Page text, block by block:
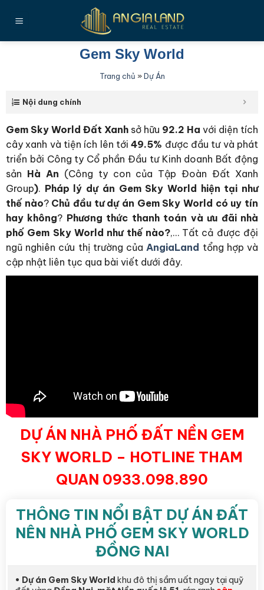
qua
Gem Sky World
Trang chủ »Dự Án
Nội dung chính
Gem Sky World Đất Xanh sở hữu 92.2 Ha với diện tích
cây xanh và tiện ích lên tới 49.5% được đầu tư và phát
triển bởi Công ty Cổ phần Đầu tư Kinh doanh Bất động
sản Hà An (Công ty con của Tập Đoàn Đất Xanh
Group). Pháp lý dự án Gem Sky World hiện tại như
thế nào? Chủ đầu tư dự án Gem Sky World có uy tín
hay không? Phương thức thanh toán và ưu đãi nhà
phố Gem Sky World như thế nào?,… Tất cả được đội
ngũ nghiên cứu thị trường của AngiaLand tổng hợp và
cập nhật liên tục qua bài viết dưới đây.
DỰ ÁN NHÀ PHỐ ĐẤT NỀN GEM
SKY WORLD – HOTLINE THAM
QUAN 0933.098.890
THÔNG TIN NỔI BẬT DỰ ÁN ĐẤT
NÊN NHÀ PHỐ GEM SKY WORLD
ĐỒNG NAI
• Dự án Gem Sky World khu đô thị sầm uất ngay tại quỹ